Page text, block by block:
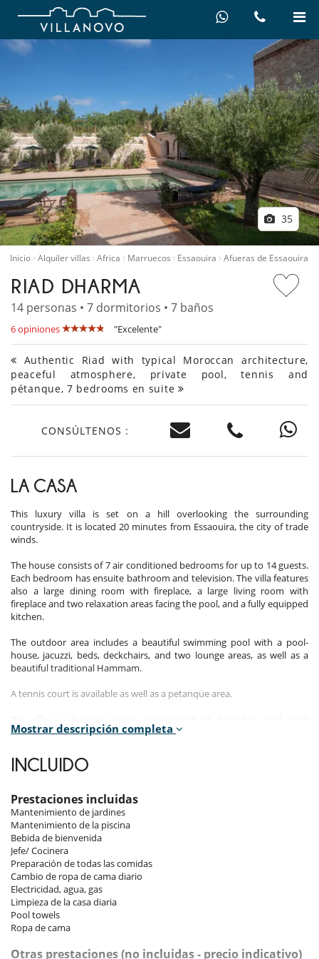
35
Inicio Alquiler villas Africa Marruecos Essaouira Afueras de Essaouira
RIAD DHARMA
14 personas • 7 dormitorios • 7 baños
6 opiniones "Excelente"
Authentic Riad with typical Moroccan architecture,
peaceful atmosphere, private pool, tennis and
pétanque, 7 bedrooms en suite
CONSÚLTENOS :
LA CASA
This luxury villa is set on a hill overlooking the surrounding
countryside. It is located 20 minutes from Essaouira, the city of trade
winds.
The house consists of 7 air conditioned bedrooms for up to 14 guests.
Each bedroom has ensuite bathroom and television. The villa features
also a large dining room with fireplace, a large living room with
fireplace and two relaxation areas facing the pool, and a fully equipped
kitchen.
The outdoor area includes a beautiful swimming pool with a pool-
house, jacuzzi, beds, deckchairs, and two lounge areas, as well as a
beautiful traditional Hammam.
A tennis court is available as well as a petanque area.
supplement, with a tasty cuisine that draws from the culinary
dishes that will surely delight your taste.
cozy fireplace or in the patio where the water from the central
fountain will charm you or on the terrace.
Benefits with participation
Compulsory service fee: 500.00 € per week included :
* Preparation of all meals (Cooker)
* Linen changed daily
* Daily cleaning
Electrodoméstico
Mostrar descripción completa
INCLUIDO
Prestaciones incluidas
Mantenimiento de jardines
Mantenimiento de la piscina
Bebida de bienvenida
Jefe/ Cocinera
Preparación de todas las comidas
Cambio de ropa de cama diario
Electricidad, agua, gas
Limpieza de la casa diaria
Pool towels
Ropa de cama
Otras prestaciones (no incluidas - precio indicativo)